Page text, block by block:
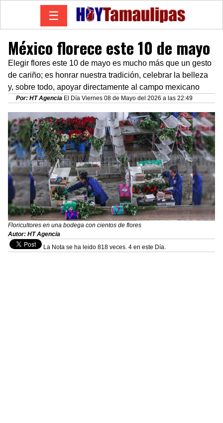
☰
México florece este 10 de mayo
Elegir flores este 10 de mayo es mucho más que un gesto
de cariño; es honrar nuestra tradición, celebrar la belleza
y, sobre todo, apoyar directamente al campo mexicano
Por: HT Agencia El Día Viernes 08 de Mayo del 2026 a las 22:49
Floricultores en una bodega con cientos de flores
Autor: HT Agencia
La Nota se ha leido 818 veces. 4 en este Día.